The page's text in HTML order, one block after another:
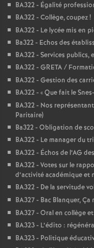
BA322 - Égalité
BA322 - Collège, coupez!
BA322 - Le lycée mis en
Ba322 - Echos des
BA322 - Services
BA322 - GRETA /
BA322 - Gestion des
BA322 - «Que fait le
BA322 - Nos
Paritaire)
Ba322 - Obligation de
BA322 - Le manager du
BA322 - Échos de l’AG
BA322 - Votes sur le
d’activité académique et
BA322 - De la servitude
BA327 - Bac Blanquer, Ça
BA327 - Oral en collège
BA323 - L’édito :
BA323 - Politique